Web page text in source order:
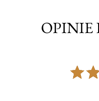
OPINIE